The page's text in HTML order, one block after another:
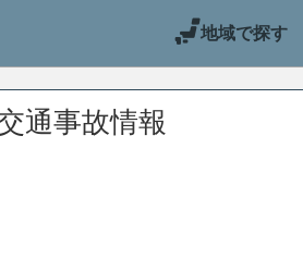
地域で探す
通事故情報